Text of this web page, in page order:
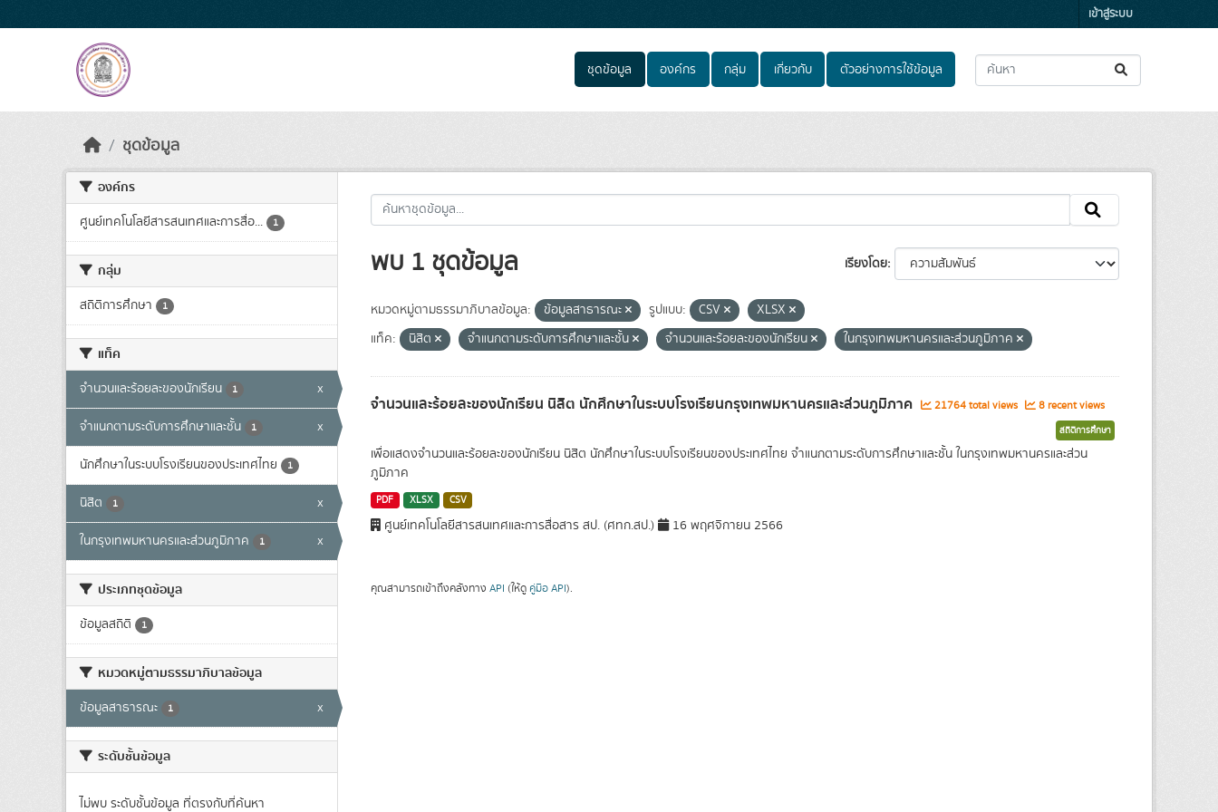
เข้าสู่ระบบ
ชุดข้อมูล องค์กร กลุ่ม เกี่ยวกับ ตัวอย่างการใช้ข้อมูล
ชุดข้อมูล
องค์กร
ศูนย์เทคโนโลยีสารสนเทศและการสื่อ... 1
กลุ่ม
สถิติการศึกษา 1
แท็ค
จำนวนและร้อยละของนักเรียน 1 x
จำแนกตามระดับการศึกษาและชั้น 1 x
นักศึกษาในระบบโรงเรียนของประเทศไทย 1
นิสิต 1 x
ในกรุงเทพมหานครและส่วนภูมิภาค 1 x
ประเภทชุดข้อมูล
ข้อมูลสถิติ 1
หมวดหมู่ตามธรรมาภิบาลข้อมูล
ข้อมูลสาธารณะ 1 x
ระดับชั้นข้อมูล
ไม่พบ ระดับชั้นข้อมูล ที่ตรงกับที่ค้นหา
เรียงโดย
พบ 1 ชุดข้อมูล
หมวดหมู่ตามธรรมาภิบาลข้อมูล: ข้อมูลสาธารณะ รูปแบบ: CSV
XLSX
แท็ค:
นิสิต จำแนกตามระดับการศึกษาและชั้น จำนวนและร้อยละของนักเรียน ในกรุงเทพมหานครและส่วนภูมิภาค
จำนวนและร้อยละของนักเรียน นิสิต นักศึกษาในระบบโรงเรียนกรุงเทพมหานครและส่วนภูมิภาค 21764 total views 8 recent views
สถิติการศึกษา
เพื่อแสดงจำนวนและร้อยละของนักเรียน นิสิต นักศึกษาในระบบโรงเรียนของประเทศไทย จำแนกตามระดับการศึกษาและชั้น ในกรุงเทพมหานครและส่วน
ภูมิภาค
PDF XLSX CSV
ศูนย์เทคโนโลยีสารสนเทศและการสื่อสาร สป. (ศทก.สป.) 16 พฤศจิกายน 2566
คุณสามารถเข้าถึงคลังทาง API (ให้ดู คู่มือ API).